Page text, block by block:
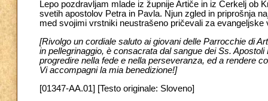
Lepo pozdravljam mlade iz župnije Artiče in iz Cerkelj ob
svetih apostolov Petra in Pavla. Njun zgled in priprošnja
med svojimi vrstniki neustrašeno pričevali za
[Rivolgo un cordiale saluto ai giovani delle Parrocchie di
in pellegrinaggio, è consacrata dal sangue dei Ss.
progredire nella fede e nella perseveranza, ed a rendere
Vi accompagni la mia benedizione!]
[01347-AA.01] [Testo originale: Sloveno]